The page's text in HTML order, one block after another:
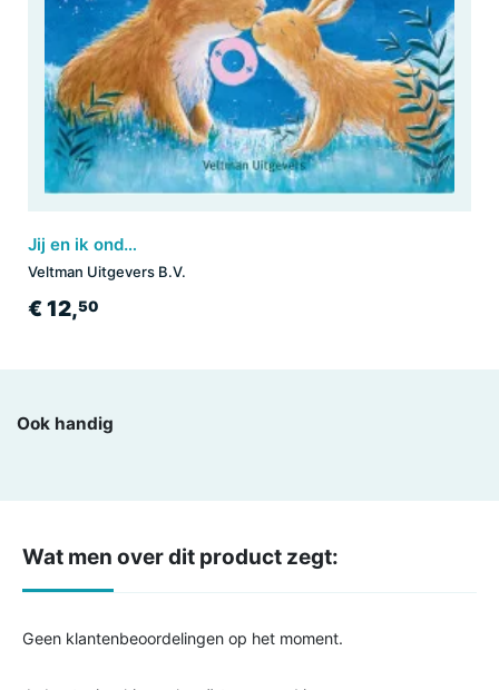
Jij en ik onder de sterren
Veltman Uitgevers B.V.
€ 12,50
Ook handig
Wat men over dit product zegt:
Geen klantenbeoordelingen op het moment.